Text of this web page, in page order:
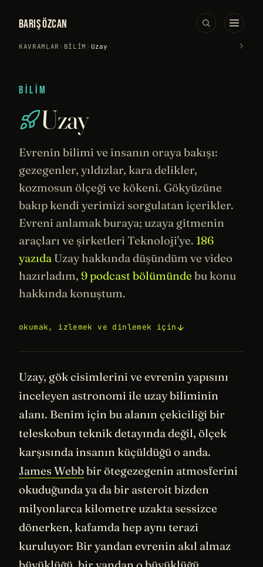
BARIŞ ÖZCAN
KAVRAMLAR › BILIM › Uzay ›
BILIM
Uzay
Evrenin bilimi ve insanın oraya bakışı:
gezegenler, yıldızlar, kara delikler,
kozmosun ölçeği ve kökeni. Gökyüzüne
bakıp kendi yerimizi sorgulatan içerikler.
Evreni anlamak buraya; uzaya gitmenin
araçları ve şirketleri Teknoloji'ye. 186
yazıda Uzay hakkında düşündüm ve video
hazırladım, 9 podcast bölümünde bu konu
hakkında konuştum.
okumak, izlemek ve dinlemek için
Uzay, gök cisimlerini ve evrenin yapısını
inceleyen astronomi ile uzay biliminin
alanı. Benim için bu alanın çekiciliği bir
teleskobun teknik detayında değil, ölçek
karşısında insanın küçüldüğü o anda.
James Webbbir ötegezegenin atmosferini
okuduğunda ya da bir asteroit bizden
milyonlarca kilometre uzakta sessizce
dönerken, kafamda hep aynı terazi
kuruluyor: Bir yandan evrenin akıl almaz